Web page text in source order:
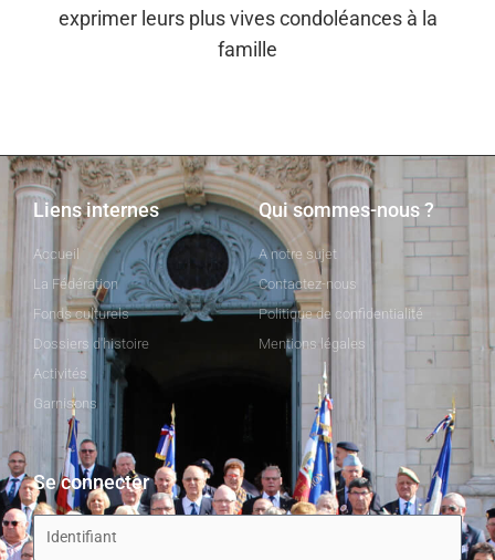
exprimer leurs plus vives condoléances à la
famille
Liens internes
Accueil
La Fédération
Fonds culturels
Dossiers d'histoire
Activités
Garnisons
Qui sommes-nous ?
A notre sujet
Contactez-nous
Politique de confidentialité
Mentions légales
Se connecter